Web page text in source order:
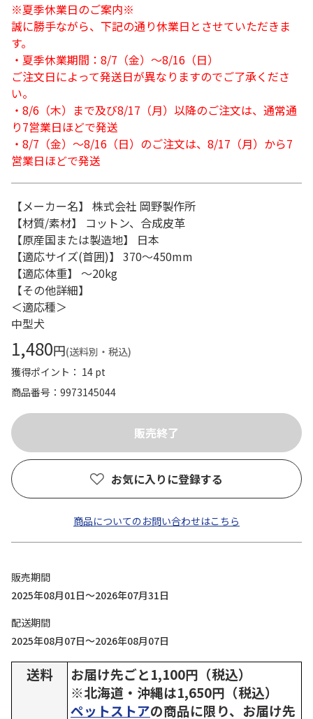
※夏季休業日のご案内※
誠に勝手ながら、下記の通り休業日とさせていただきま
す。
・夏季休業期間：8/7（金）～8/16（日）
ご注文日によって発送日が異なりますのでご了承くださ
い。
・8/6（木）まで及び8/17（月）以降のご注文は、通常通
り7営業日ほどで発送
・8/7（金）～8/16（日）のご注文は、8/17（月）から7
営業日ほどで発送
【メーカー名】 株式会社 岡野製作所
【材質/素材】 コットン、合成皮革
【原産国または製造地】 日本
【適応サイズ(首囲)】 370～450mm
【適応体重】 ～20kg
【その他詳細】
＜適応種＞
中型犬
1,480円(送料別・税込)
獲得ポイント： 14 pt
商品番号
9973145044
お気に入りに登録する
商品についてのお問い合わせはこちら
販売期間
2025年08月01日～2026年07月31日
配送期間
2025年08月07日～2026年08月07日
送料
お届け先ごと1,100円（税込）
※北海道・沖縄は1,650円（税込）
ペットストアの商品に限り、お届け先